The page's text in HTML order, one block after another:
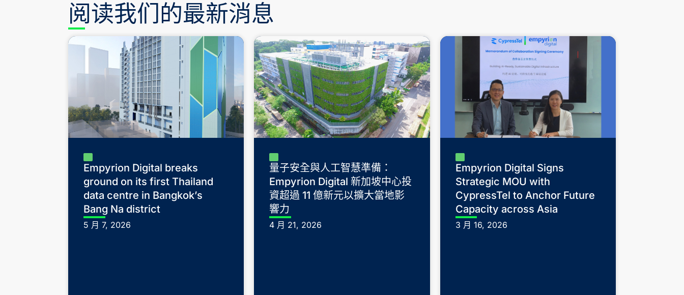
阅读我们的最新消息
Empyrion Digital breaks
ground on its first Thailand
data centre in Bangkok’s
Bang Na district
5 月 7, 2026
量子安全與人工智慧準備：
Empyrion Digital 新加坡中心投
資超過 11 億新元以擴大當地影
響力
4 月 21, 2026
Empyrion Digital Signs
Strategic MOU with
CypressTel to Anchor Future
Capacity across Asia
3 月 16, 2026